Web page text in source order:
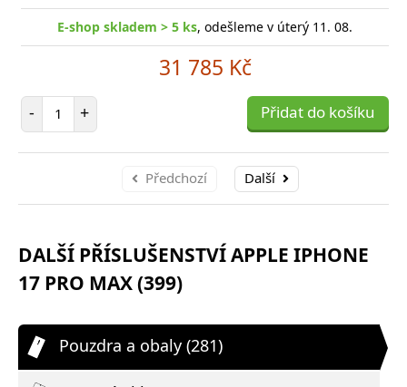
E-shop skladem > 5 ks, odešleme v úterý 11. 08.
31 785 Kč
- Počet položek
+ Přidat do košíku
Předchozí Další
DALŠÍ PŘÍSLUŠENSTVÍ APPLE IPHONE
17 PRO MAX (399)
Pouzdra a obaly (281)